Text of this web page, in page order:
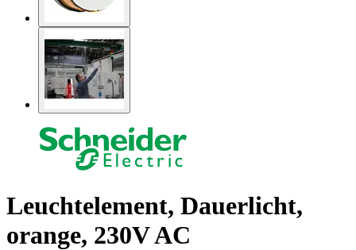
Leuchtelement, Dauerlicht,
orange, 230V AC